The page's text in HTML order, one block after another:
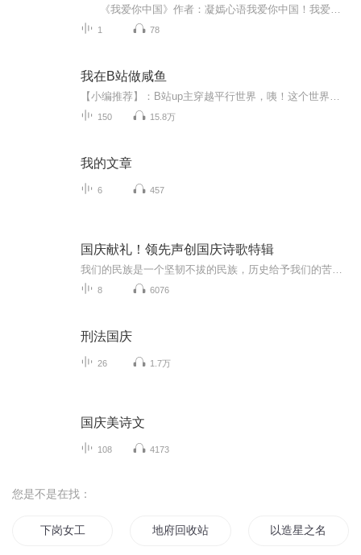
1 78
我在B站做咸鱼
150 15.8万
我的文章
6 457
国庆献礼！领先声创国庆诗歌特辑
8 6076
刑法国庆
26 1.7万
国庆美诗文
108 4173
您是不是在找：
下岗女工 地府回收站的小公差 以造星之名公费